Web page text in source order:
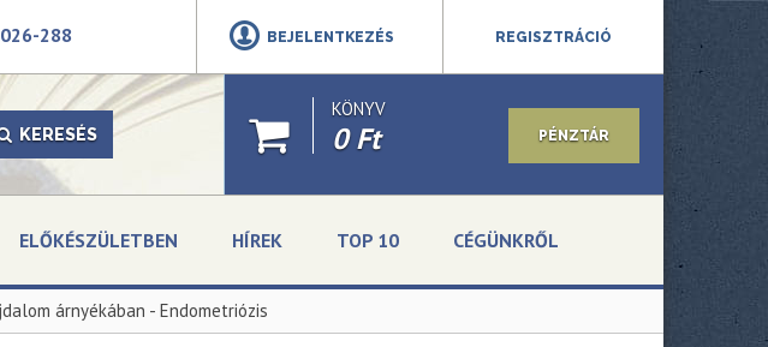
288 BEJELENTKEZÉS REGISZTRÁCIÓ
KÖNYV
0 Ft PÉNZTÁR
KERESÉS
ELŐKÉSZÜLETBEN HÍREK TOP 10 CÉGÜNKRŐL
árnyékában - Endometriózis